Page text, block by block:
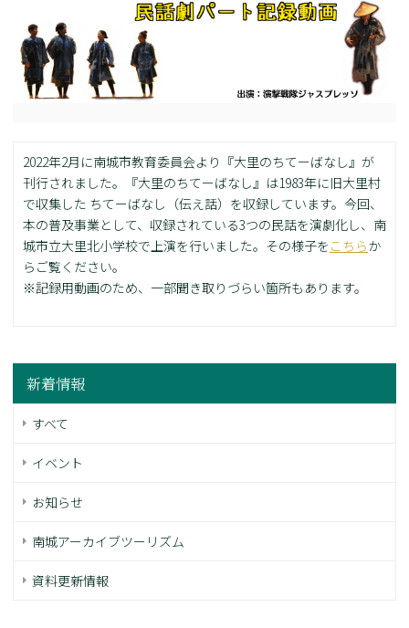
2022年2月に南城市教育委員会より『大里のちてーばなし』が
刊行されました。『大里のちてーばなし』は1983年に旧大里村
で収集した ちてーばなし（伝え話）を収録しています。今回、
本の普及事業として、収録されている3つの民話を演劇化し、南
城市立大里北小学校で上演を行いました。その様子を こちらか
らご覧ください。
※記録用動画のため、一部聞き取りづらい箇所もあります。
新着情報
すべて
イベント
お知らせ
南城アーカイブツーリズム
資料更新情報